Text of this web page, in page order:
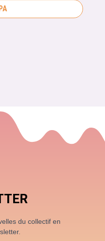
du collectif en